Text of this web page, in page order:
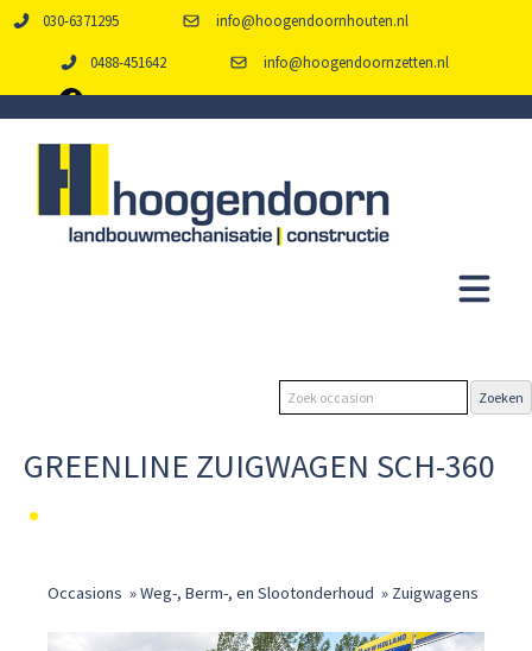
030-6371295 info@hoogendoornhouten.nl
0488-451642 info@hoogendoornzetten.nl
GREENLINE ZUIGWAGEN SCH-360
Occasions »Weg-, Berm-, en Slootonderhoud » Zuigwagens